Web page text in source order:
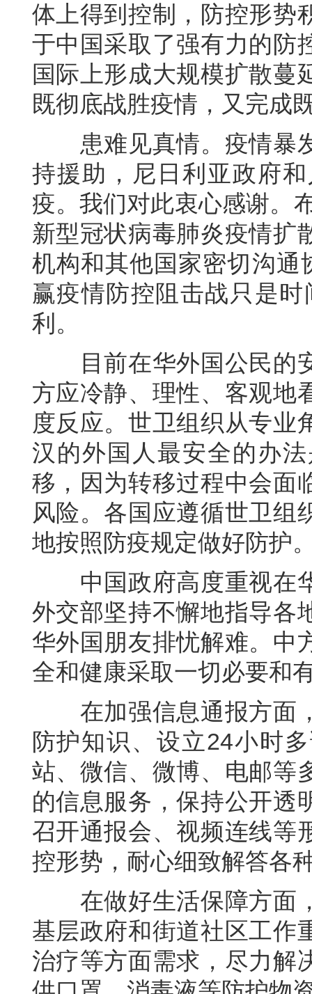
体上得到控制，防控形势
于中国采取了强有力的防
国际上形成大规模扩散蔓
既彻底战胜疫情，又完成
患难见真情。疫情暴发
持援助，尼日利亚政府
疫。我们对此衷心感谢。
新型冠状病毒肺炎疫情扩
机构和其他国家密切沟通
赢疫情防控阻击战只是
利。
目前在华外国公民的安
方应冷静、理性、客观地
度反应。世卫组织从专业
汉的外国人最安全的办
移，因为转移过程中会面
风险。各国应遵循世卫组
地按照防疫规定做好防护
中国政府高度重视在华
外交部坚持不懈地指导各
华外国朋友排忧解难。中
全和健康采取一切必要和
在加强信息通报方面，
防护知识、设立24小时
站、微信、微博、电邮等
的信息服务，保持公开透
召开通报会、视频连线等
控形势，耐心细致解答各
在做好生活保障方面，
基层政府和街道社区工作
治疗等方面需求，尽力解